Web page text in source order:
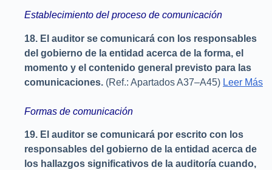
Establecimiento del proceso de comunicación
18. El auditor se comunicará con los responsables
del gobierno de la entidad acerca de la forma, el
momento y el contenido general previsto para las
comunicaciones. (Ref.: Apartados A37–A45) Leer Más
Formas de comunicación
19. El auditor se comunicará por escrito con los
responsables del gobierno de la entidad acerca de
los hallazgos significativos de la auditoría cuando,